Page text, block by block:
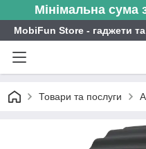
Мінімальна сума
MobiFun Store - гаджети
Товари та послуги